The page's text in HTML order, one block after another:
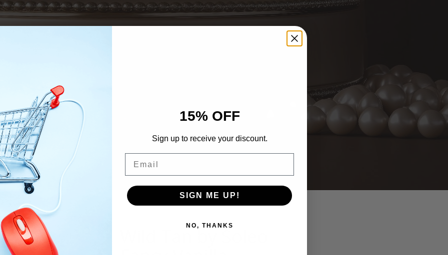
Wild Tan by Soleo
15% OFF
Sign up to receive your discount.
SIGN ME UP!
NO, THANKS